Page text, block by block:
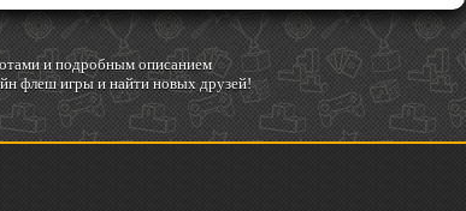
и подробным описанием
флеш игры и найти новых друзей!